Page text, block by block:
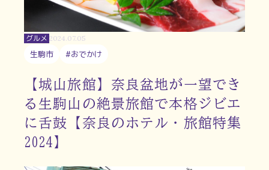
グルメ 2024.07.05
生駒市 #おでかけ
【城山旅館】奈良盆地が一望でき
る生駒山の絶景旅館で本格ジビエ
に舌鼓【奈良のホテル・旅館特集
2024】